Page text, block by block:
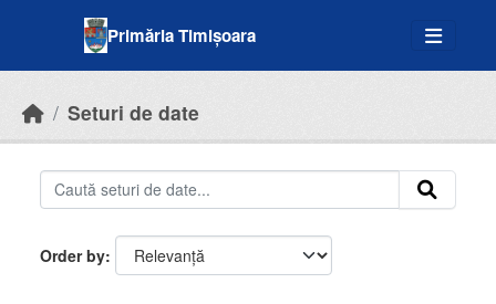
Primăria Timișoara
Seturi de date
Order by